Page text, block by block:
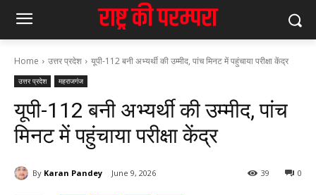
Home उत्तर प्रदेश यूपी-112 बनी अभ्यर्थी की उम्मीद, पांच मिनट में पहुंचाया परीक्षा केंद्र
उत्तर प्रदेश महराजगंज
यूपी-112 बनी अभ्यर्थी की उम्मीद, पांच
मिनट में पहुंचाया परीक्षा केंद्र
By Karan Pandey June 9, 2026 0
39